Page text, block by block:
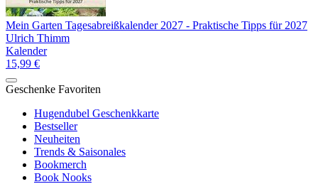
Mein Garten Tagesabreißkalender 2027 - Praktische Tipps für 2027
Ulrich Thimm
Kalender
15,99 €
Geschenke Favoriten
Hugendubel Geschenkkarte
Bestseller
Neuheiten
Trends & Saisonales
Bookmerch
Book Nooks